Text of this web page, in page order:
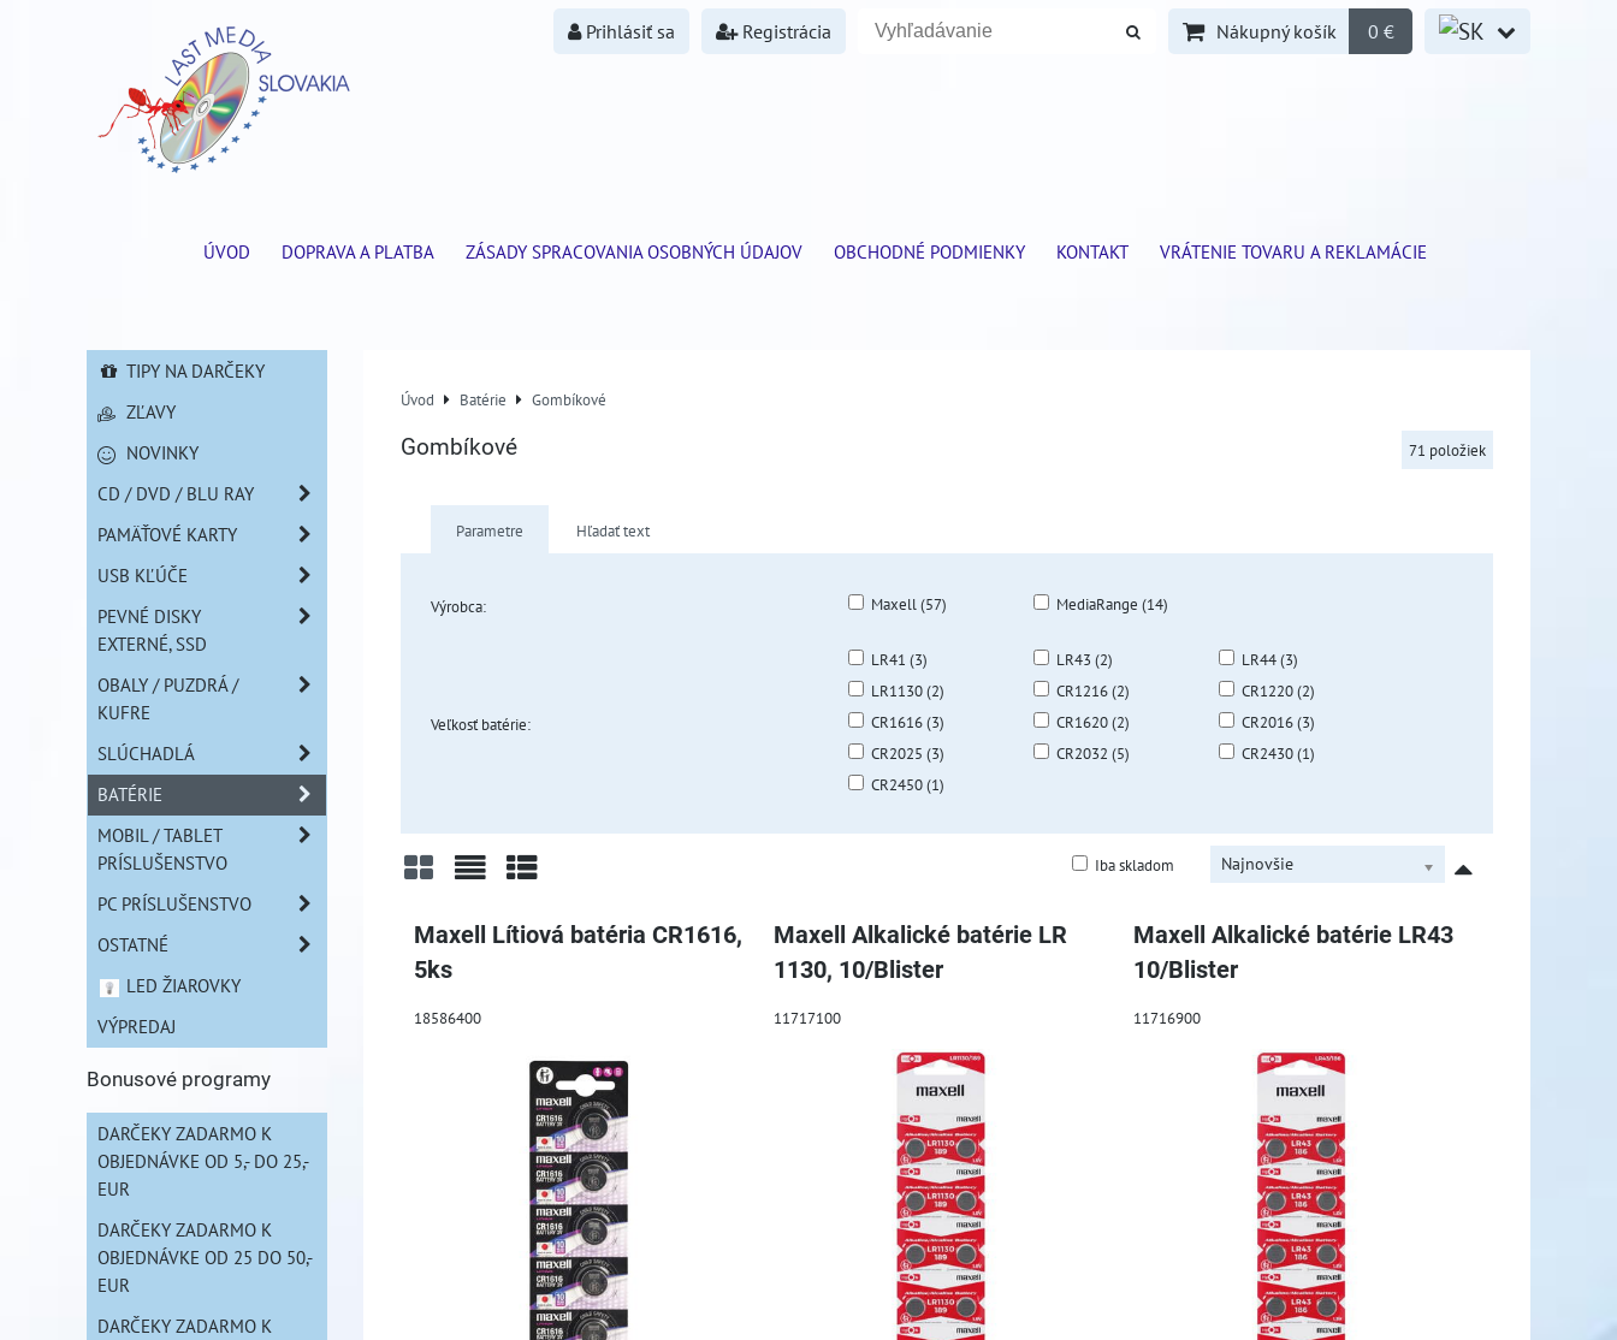
Prihlásiť sa Registrácia Nákupný košík 0 €
ÚVOD DOPRAVA A PLATBA ZÁSADY SPRACOVANIA OSOBNÝCH ÚDAJOV OBCHODNÉ PODMIENKY KONTAKT VRÁTENIE TOVARU A REKLAMÁCIE
Úvod Batérie Gombíkové
Gombíkové 71 položiek
Parametre Hľadať text
Výrobca: Maxell (57) MediaRange (14)
Veľkosť batérie:
LR41 (3) LR43 (2)
LR44 (3)
LR1130 (2)
CR1216 (2)
CR1220 (2)
CR1616 (3)
CR1620 (2)
CR2016 (3)
CR2025 (3)
CR2032 (5)
CR2430 (1)
CR2450 (1)
Najnovšie
Iba skladom
Maxell Lítiová batéria CR1616,
5ks
18586400
Maxell Alkalické batérie LR
1130, 10/Blister
11717100
Maxell Alkalické batérie LR43
10/Blister
11716900
TIPY NA DARČEKY
ZĽAVY
NOVINKY
CD / DVD / BLU RAY
PAMÄŤOVÉ KARTY
USB KĽÚČE
PEVNÉ DISKY
EXTERNÉ, SSD
OBALY / PUZDRÁ /
KUFRE
SLÚCHADLÁ
BATÉRIE
MOBIL / TABLET
PRÍSLUŠENSTVO
PC PRÍSLUŠENSTVO
OSTATNÉ
LED ŽIAROVKY
VÝPREDAJ
Bonusové programy
DARČEKY ZADARMO K
OBJEDNÁVKE OD 5,- DO 25,-
EUR
DARČEKY ZADARMO K
OBJEDNÁVKE OD 25 DO 50,-
EUR
DARČEKY ZADARMO K